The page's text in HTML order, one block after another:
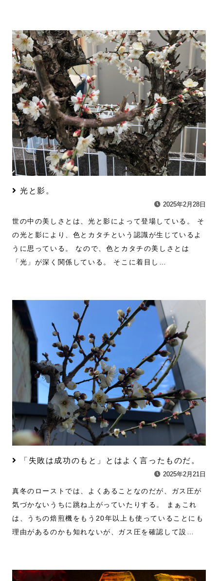
光と影。
2025年2月28日
世の中の美しさとは、光と影によって登場している。 そ
の光と影により、色とカタチという認識が生じているよ
うに思っている。 なので、色とカタチの美しさとは
「光」が深く関係している。 そこに着目し…
「失敗は成功のもと」とはよく言ったものだ。
2025年2月21日
真冬のローストでは、よくあることなのだが、ガス圧が
気づかないうちに跳ね上がっていたりする。 まぁこれ
は、うちの焙煎機をもう20年以上も使っていることにも
理由があるのかも知れないが、ガス圧を確認して設…